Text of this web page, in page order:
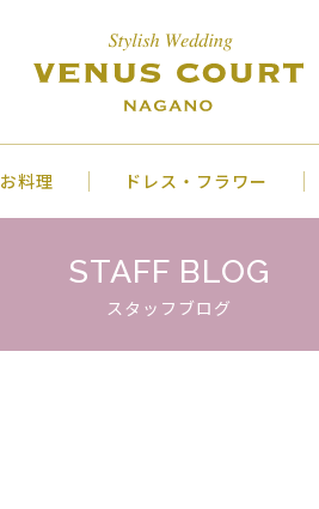
お料理 ドレス・フラワー
STAFF BLOG
スタッフブログ